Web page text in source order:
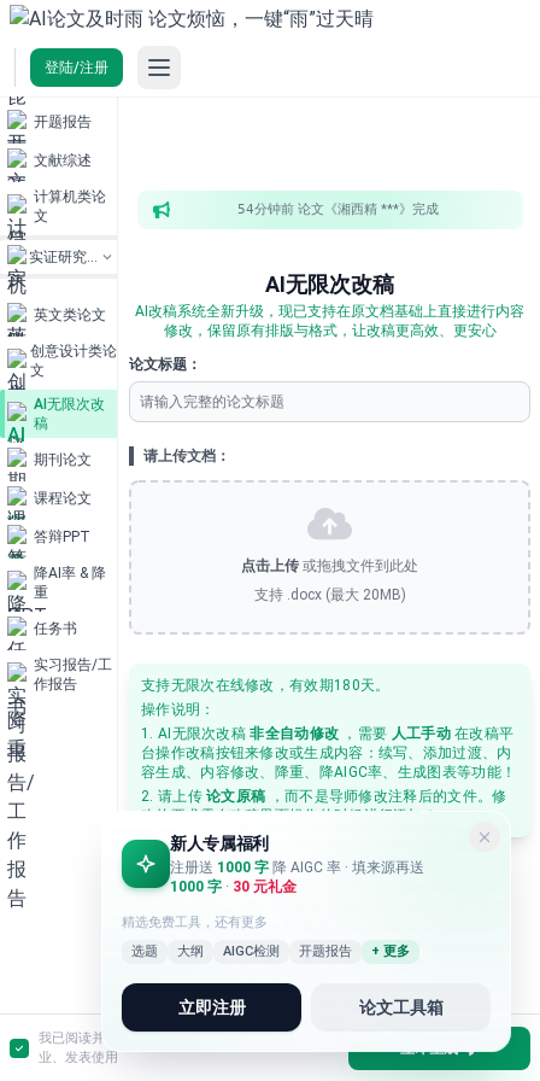
登陆/注册 Open main menu
毕业论文
开题报告
文献综述
计算机类论
文
实证研究类论文
英文类论文
创意设计类论
文
AI无限次改
稿
期刊论文
课程论文
答辩PPT
降AI率 & 降
重
任务书
实习报告/工
作报告
智
能
改
稿
只
需
上
传
论
文
无
限
次
在
线
改
稿
😎
提
供
多
功
能
的
智
务，
54分钟前 论文《湘西精 ***》 完成
AI无限次改稿
AI改稿系统全新升级，现已支持在原文档基础上直接进行内容
修改，保留原有排版与格式，让改稿更高效、更安心
论文标题：
请上传文档：
点击上传 或拖拽文件到此处
支持 .docx (最大 20MB)
支持无限次在线修改，有效期180天。
操作说明：
1. AI无限次改稿非全自动修改 ，需要 人工手动在改稿平
台操作改稿按钮来修改或生成内容：续写、添加过渡、内
容生成、内容修改、降重、降AIGC率、生成图表等功能！
2. 请上传论文原稿 ，而不是导师修改注释后的文件。修
改的要求需在改稿界面操作的时候进行添加！
我已阅读并同意：生成的内容仅用于参考，不作为毕
业、发表使用
新人专属福利
注册送 1000 字 降 AIGC 率 · 填来源再送
1000 字 · 30 元礼金
精选免费工具，还有更多
选题
大纲 AIGC检测 开题报告 + 更多
立即注册 论文工具箱